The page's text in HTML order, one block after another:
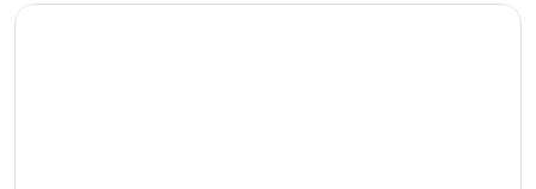
S’ouvre dans une nouvelle fenêtre
Excellence Punta Cana - Adults Only All Inclusive